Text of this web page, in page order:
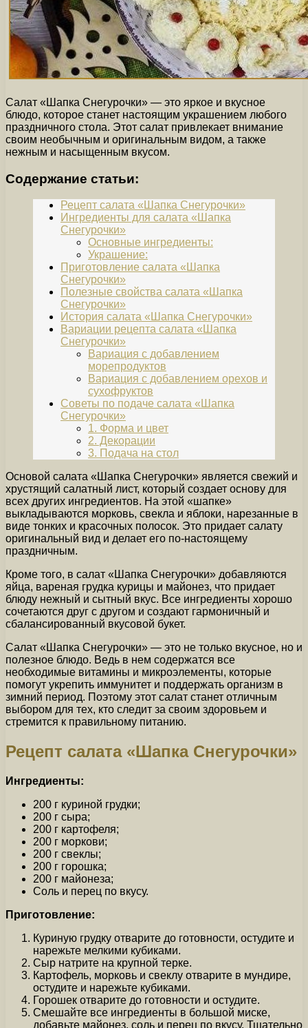
Салат «Шапка Снегурочки» — это яркое и вкусное
блюдо, которое станет настоящим украшением любого
праздничного стола. Этот салат привлекает внимание
своим необычным и оригинальным видом, а также
нежным и насыщенным вкусом.
Содержание статьи:
Рецепт салата «Шапка Снегурочки»
Ингредиенты для салата «Шапка
Снегурочки»
Основные ингредиенты:
Украшение:
Приготовление салата «Шапка
Снегурочки»
Полезные свойства салата «Шапка
Снегурочки»
История салата «Шапка Снегурочки»
Вариации рецепта салата «Шапка
Снегурочки»
Вариация с добавлением
морепродуктов
Вариация с добавлением орехов и
сухофруктов
Советы по подаче салата «Шапка
Снегурочки»
1. Форма и цвет
2. Декорации
3. Подача на стол
Основой салата «Шапка Снегурочки» является свежий и
хрустящий салатный лист, который создает основу для
всех других ингредиентов. На этой «шапке»
выкладываются морковь, свекла и яблоки, нарезанные в
виде тонких и красочных полосок. Это придает салату
оригинальный вид и делает его по-настоящему
праздничным.
Кроме того, в салат «Шапка Снегурочки» добавляются
яйца, вареная грудка курицы и майонез, что придает
блюду нежный и сытный вкус. Все ингредиенты хорошо
сочетаются друг с другом и создают гармоничный и
сбалансированный вкусовой букет.
Салат «Шапка Снегурочки» — это не только вкусное, но и
полезное блюдо. Ведь в нем содержатся все
необходимые витамины и микроэлементы, которые
помогут укрепить иммунитет и поддержать организм в
зимний период. Поэтому этот салат станет отличным
выбором для тех, кто следит за своим здоровьем и
стремится к правильному питанию.
Рецепт салата «Шапка Снегурочки»
Ингредиенты:
200 г куриной грудки;
200 г сыра;
200 г картофеля;
200 г моркови;
200 г свеклы;
200 г горошка;
200 г майонеза;
Соль и перец по вкусу.
Приготовление:
Куриную грудку отварите до готовности, остудите и
нарежьте мелкими кубиками.
Сыр натрите на крупной терке.
Картофель, морковь и свеклу отварите в мундире,
остудите и нарежьте кубиками.
Горошек отварите до готовности и остудите.
Смешайте все ингредиенты в большой миске,
добавьте майонез, соль и перец по вкусу. Тщательно